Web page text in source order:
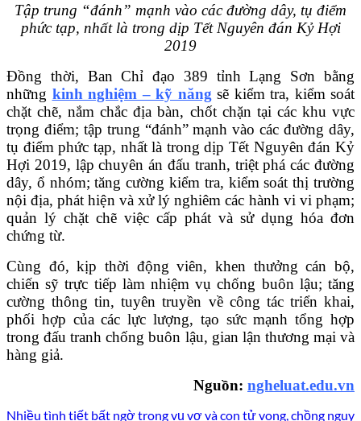
Tập trung “đánh” mạnh vào các đường dây, tụ điểm
phức tạp, nhất là trong dịp Tết Nguyên đán Kỷ Hợi
2019
Đồng thời, Ban Chỉ đạo 389 tỉnh Lạng Sơn bằng
những kinh nghiệm – kỹ năng sẽ kiểm tra, kiểm soát
chặt chẽ, nắm chắc địa bàn, chốt chặn tại các khu vực
trọng điểm; tập trung “đánh” mạnh vào các đường dây,
tụ điểm phức tạp, nhất là trong dịp Tết Nguyên đán Kỷ
Hợi 2019, lập chuyên án đấu tranh, triệt phá các đường
dây, ổ nhóm; tăng cường kiểm tra, kiểm soát thị trường
nội địa, phát hiện và xử lý nghiêm các hành vi vi phạm;
quản lý chặt chẽ việc cấp phát và sử dụng hóa đơn
chứng từ.
Cùng đó, kịp thời động viên, khen thưởng cán bộ,
chiến sỹ trực tiếp làm nhiệm vụ chống buôn lậu; tăng
cường thông tin, tuyên truyền về công tác triển khai,
phối hợp của các lực lượng, tạo sức mạnh tổng hợp
trong đấu tranh chống buôn lậu, gian lận thương mại và
hàng giả.
Nguồn: ngheluat.edu.vn
Nhiều tình tiết bất ngờ trong vụ vợ và con tử vong, chồng nguy